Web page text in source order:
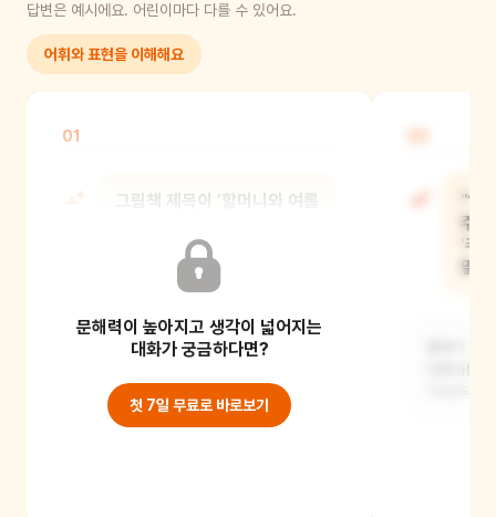
답변은 예시에요. 어린이마다 다를 수 있어요.
어휘와 표현을 이해해요
01
그림책 제목이 '할머니와 여름
말하는 걸까요?
텃밭은 채소를 기르는 작은 밭을 말해요.
할머니가 여러 가지 맛있는 채소들을
문해력이 높아지고 생각이 넓어지는
대화가 궁금하다면?
첫 7일 무료로 바로보기
"알
주
'주
말하
대롱대롱